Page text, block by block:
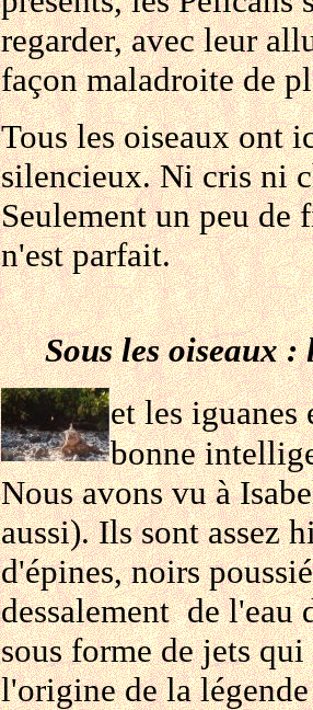
regarder, avec leur
façon maladroite de
Tous les oiseaux ont
silencieux. Ni cris ni
Seulement un peu de
n'est parfait.
Sous les oiseaux
et les
bonne
Nous avons vu à
aussi). Ils sont assez
d'épines, noirs
dessalement de l'eau
sous forme de jets qui
l'origine de la